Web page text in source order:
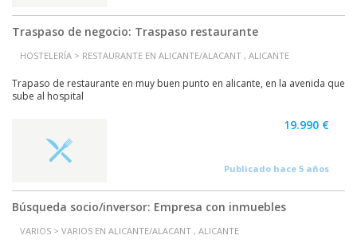
Traspaso de negocio: Traspaso restaurante
HOSTELERÍA > RESTAURANTE EN ALICANTE/ALACANT , ALICANTE
Trapaso de restaurante en muy buen punto en alicante, en la avenida que
sube al hospital
19.990 €
Publicado hace 5 años
Búsqueda socio/inversor: Empresa con inmuebles
VARIOS > VARIOS EN ALICANTE/ALACANT , ALICANTE